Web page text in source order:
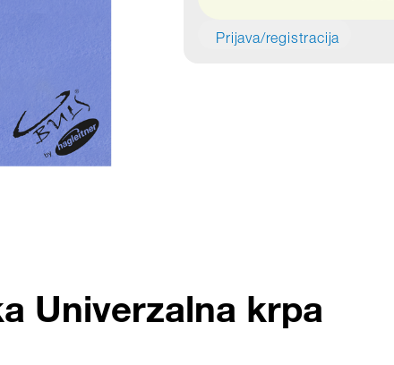
Prijava/registracija
Univerzalna krpa